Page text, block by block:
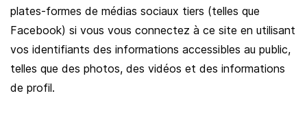
plates-formes de médias sociaux tiers (telles que
Facebook) si vous vous connectez à ce site en utilisant
vos identifiants des informations accessibles au public,
telles que des photos, des vidéos et des informations
de profil.